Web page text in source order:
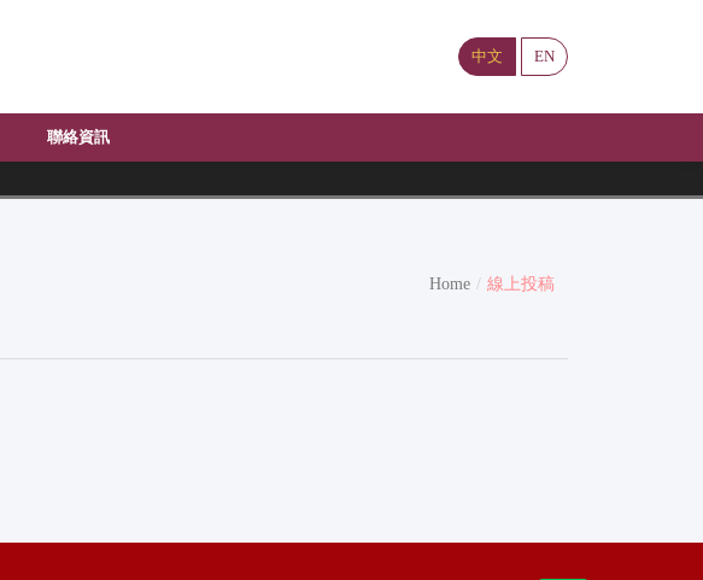
中文 EN
聯絡資訊
Home 線上投稿